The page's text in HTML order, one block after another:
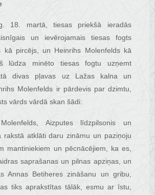
18. martā, tiesas priekšā ieradās
un ievērojamais tiesas fogts
kā pircējs, un Heinrihs Molenfelds kā
lūdza minēto tiesas fogtu uzņemt
divas pļavas uz Lažas kalna un
Molenfelds ir pārdevis par dzimtu,
vārds vārdā skan šādi:
Aizputes līdzpilsonis un
rakstā atklāti daru zināmu un paziņoju
mantiniekiem un pēcnācējiem, ka es,
saprašanas un pilnas apziņas, un
Annas Betiheres zināšanu un gribu,
tiks aprakstītas tālāk, esmu ar īstu,